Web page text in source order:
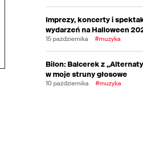
Imprezy, koncerty i
wydarzeń na Halloween
15 października #muzyka
Bilon: Balcerek z
w moje struny głosowe
10 października #muzyka